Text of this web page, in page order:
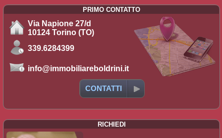
PRIMO CONTATTO
Via Napione 27/d
10124 Torino (TO)
339.6284399
info@immobiliareboldrini.it
CONTATTI
RICHIEDI